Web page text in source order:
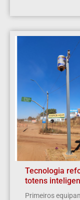
Tecnologia
totens
Primeiros